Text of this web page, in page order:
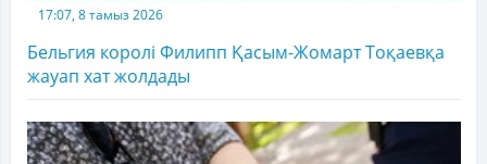
17:07, 8 тамыз 2026
Бельгия королі Филипп Қасым-Жомарт Тоқаевқа
жауап хат жолдады